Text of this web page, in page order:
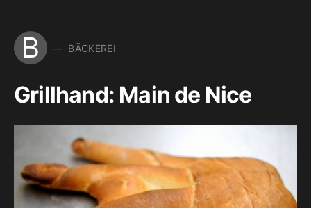
B BÄCKEREI
Grillhand: Main de Nice